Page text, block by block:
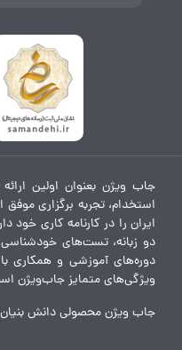
جاب ویژن بعنوان اولین
استخدام، تجربه برگزاری
ایران را در کارنامه کاری
دو زبانه، تست‌های
دوره‌های آموزشی و همکاری با
ویژگی‌های متمایز جاب‌ویژن
جاب ویژن محصولی دانش